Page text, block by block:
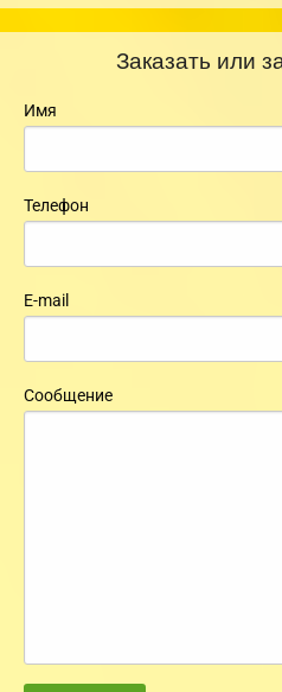
Заказать или
Имя
Телефон
E-mail
Сообщение